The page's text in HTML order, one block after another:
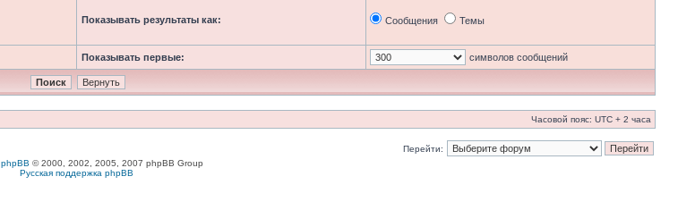
Показывать результаты как: Сообщения Темы
Показывать первые: символов сообщений
Часовой пояс: UTC + 2 часа
Перейти:
phpBB © 2000, 2002, 2005, 2007 phpBB Group
Русская поддержка phpBB